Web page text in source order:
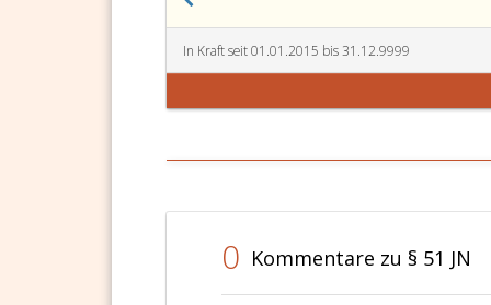
um
dem
nach
In Kraft seit 01.01.2015 bis 31.12.9999
0 Kommentare zu § 51 JN